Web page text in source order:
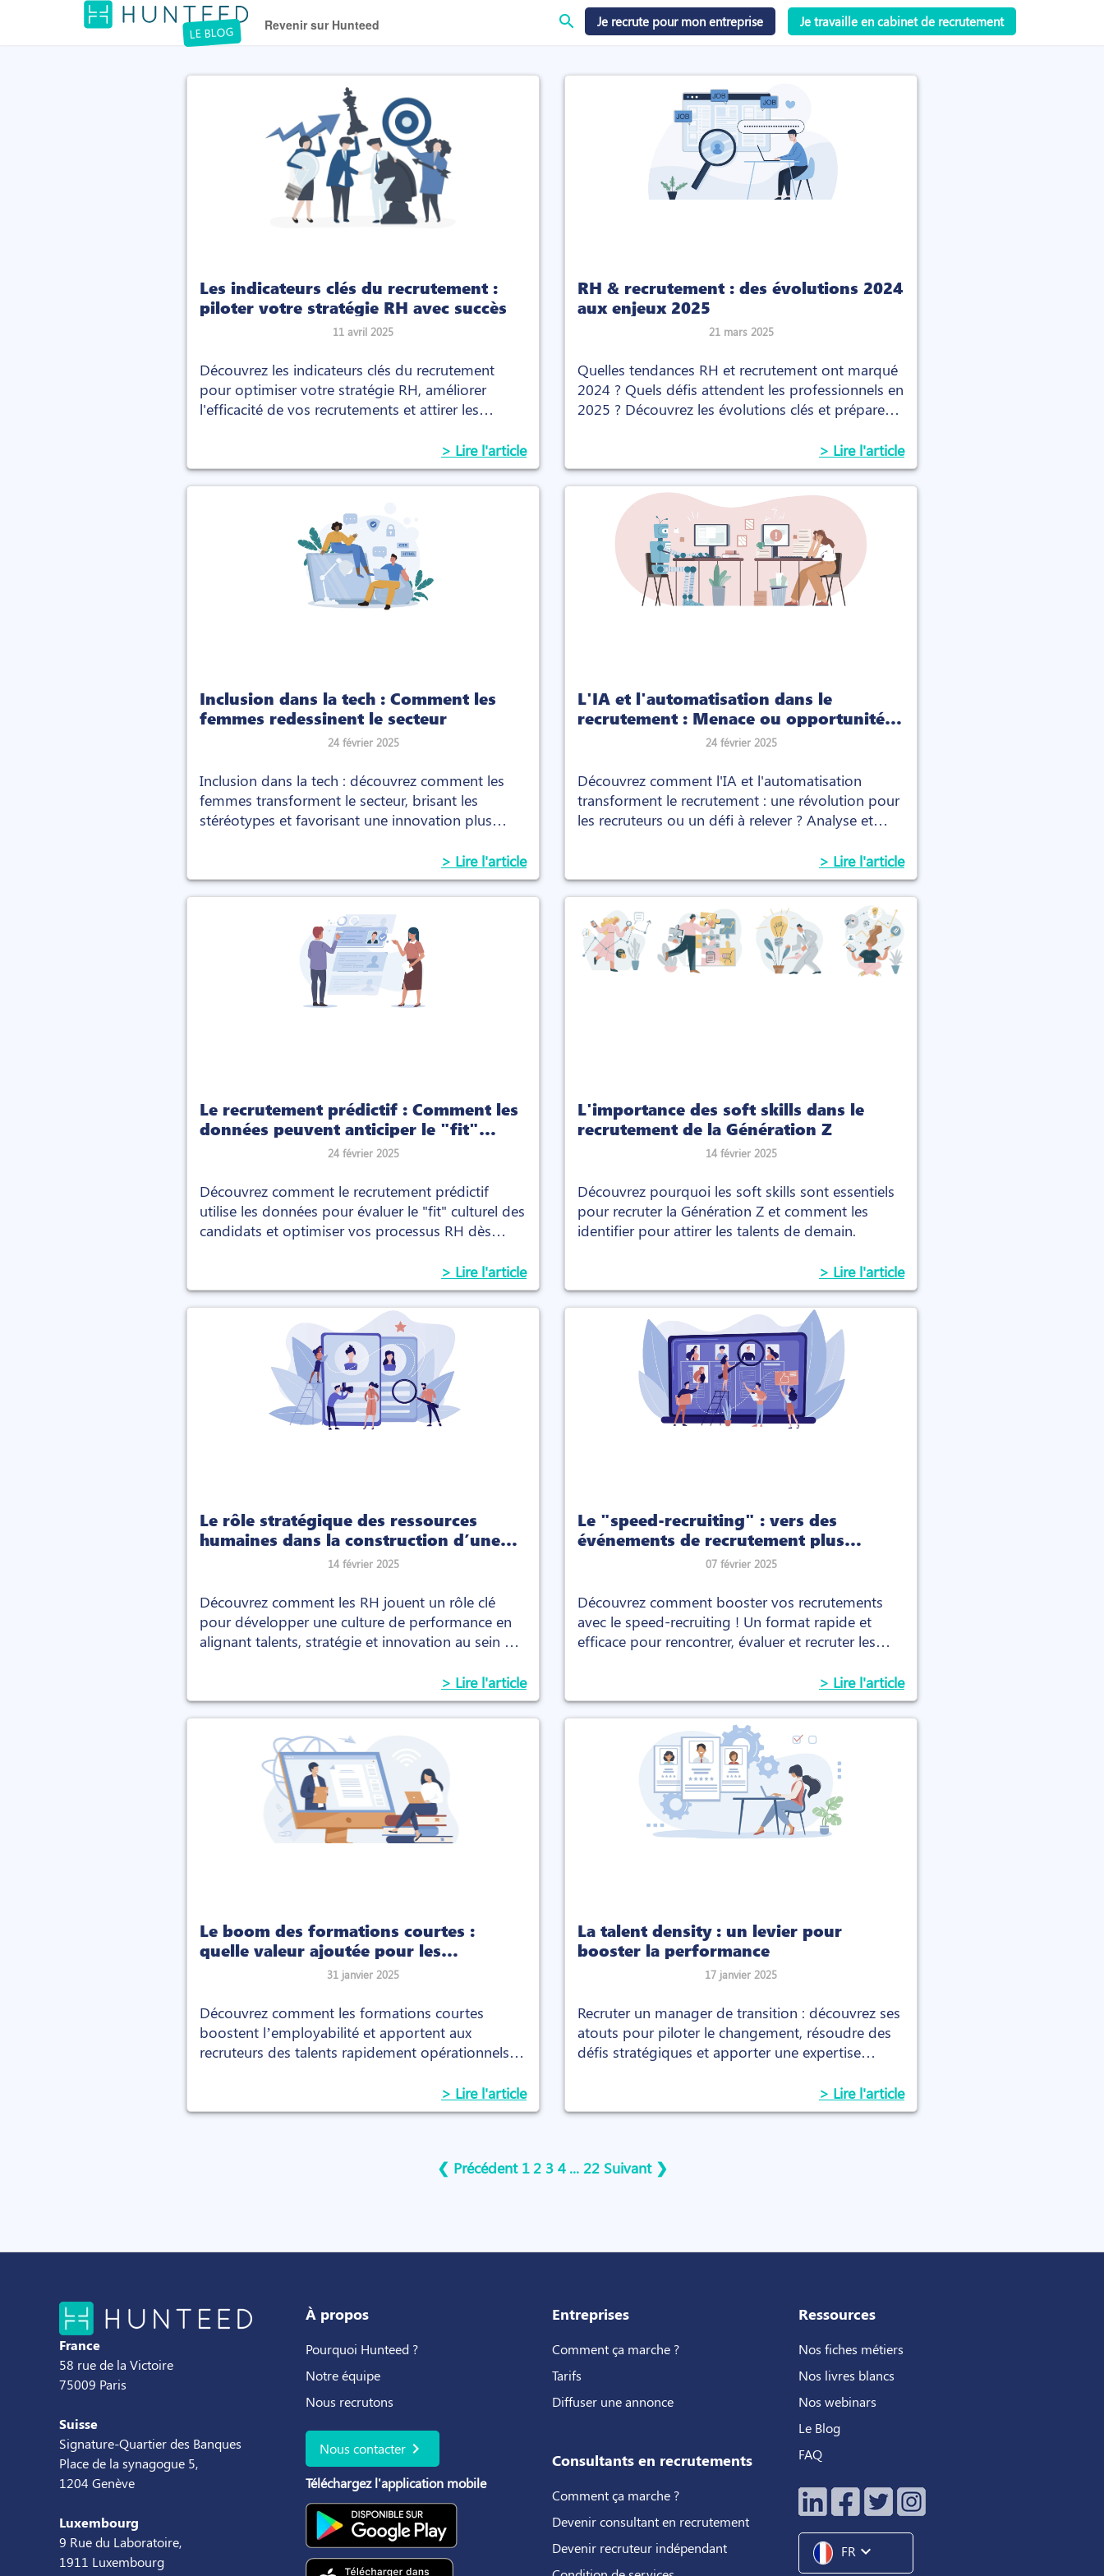
LE BLOG Revenir sur Hunteed search Je recrute pour mon entreprise Je travaille en cabinet de recrutement
Les indicateurs clés du recrutement :
piloter votre stratégie RH avec succès
11 avril 2025
Découvrez les indicateurs clés du recrutement
pour optimiser votre stratégie RH, améliorer
l'efficacité de vos recrutements et attirer les
> Lire l'article
RH & recrutement : des évolutions 2024
aux enjeux 2025
21 mars 2025
Quelles tendances RH et recrutement ont marqué
2024 ? Quels défis attendent les professionnels en
2025 ? Découvrez les évolutions clés et préparez-
> Lire l'article
Inclusion dans la tech : Comment les
femmes redessinent le secteur
24 février 2025
Inclusion dans la tech : découvrez comment les
femmes transforment le secteur, brisant les
stéréotypes et favorisant une innovation plus
> Lire l'article
L'IA et l'automatisation dans le
recrutement : Menace ou opportunité
pour les recruteurs ?
24 février 2025
Découvrez comment l'IA et l'automatisation
transforment le recrutement : une révolution pour
les recruteurs ou un défi à relever ? Analyse et
> Lire l'article
Le recrutement prédictif : Comment les
données peuvent anticiper le "fit"
culturel des candidats
24 février 2025
Découvrez comment le recrutement prédictif
utilise les données pour évaluer le "fit" culturel des
candidats et optimiser vos processus RH dès
> Lire l'article
L'importance des soft skills dans le
recrutement de la Génération Z
14 février 2025
Découvrez pourquoi les soft skills sont essentiels
pour recruter la Génération Z et comment les
identifier pour attirer les talents de demain.
> Lire l'article
Le rôle stratégique des ressources
humaines dans la construction d’une
culture de performance
14 février 2025
Découvrez comment les RH jouent un rôle clé
pour développer une culture de performance en
alignant talents, stratégie et innovation au sein de
> Lire l'article
Le "speed-recruiting" : vers des
événements de recrutement plus
rapides et plus efficaces ?
07 février 2025
Découvrez comment booster vos recrutements
avec le speed-recruiting ! Un format rapide et
efficace pour rencontrer, évaluer et recruter les
> Lire l'article
Le boom des formations courtes :
quelle valeur ajoutée pour les
31 janvier 2025
Découvrez comment les formations courtes
boostent l’employabilité et apportent aux
recruteurs des talents rapidement opérationnels et
> Lire l'article
La talent density : un levier pour
booster la performance
17 janvier 2025
Recruter un manager de transition : découvrez ses
atouts pour piloter le changement, résoudre des
défis stratégiques et apporter une expertise
> Lire l'article
❮ Précédent 12 3 4 ... 22 Suivant ❯
France
58 rue de la Victoire
75009 Paris
Suisse
Signature-Quartier des Banques
Place de la synagogue 5,
1204 Genève
Luxembourg
9 Rue du Laboratoire,
1911 Luxembourg
À propos
Pourquoi Hunteed ?
Notre équipe
Nous recrutons
Nous contacter chevron_right
Téléchargez l'application mobile
Entreprises
Comment ça marche ?
Tarifs
Diffuser une annonce
Consultants en recrutements
Comment ça marche ?
Devenir consultant en recrutement
Devenir recruteur indépendant
Ressources
Nos fiches métiers
Nos livres blancs
Nos webinars
Le Blog
FAQ
FR expand_more